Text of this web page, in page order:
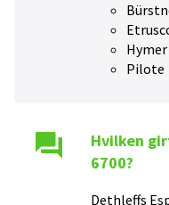
Hymer
Pilote
Hvilken
6700?
Dethleffs